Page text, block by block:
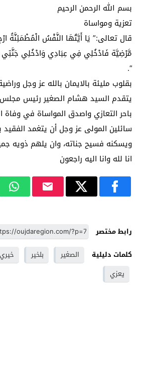
بسم الله الرحمن الرحيم
تعزية ومواساة
قال تعالى:” يَا أَيَّتُهَا النَّفْسُ الْمُطْمَئِنَّةُ
مَّرْضِيَّة فَادْخُلِي فِي عِبَادِي وَادْخُلِي
“.
بقلوب مليئة بالايمان بالله عز وجل
يتقدم السيد هشام الصغير رئيس مجلس
باحر التعازي واصدق المواساة في وفاة
سائلين المولى عز وجل أن يتغمد
ويسكنه فسيح جناته، وان يلهم ذويه
انا لله وانا اليه راجعون
رابط مختصر
كلمات دليلية
الصغير بلخير خيري
يعزي